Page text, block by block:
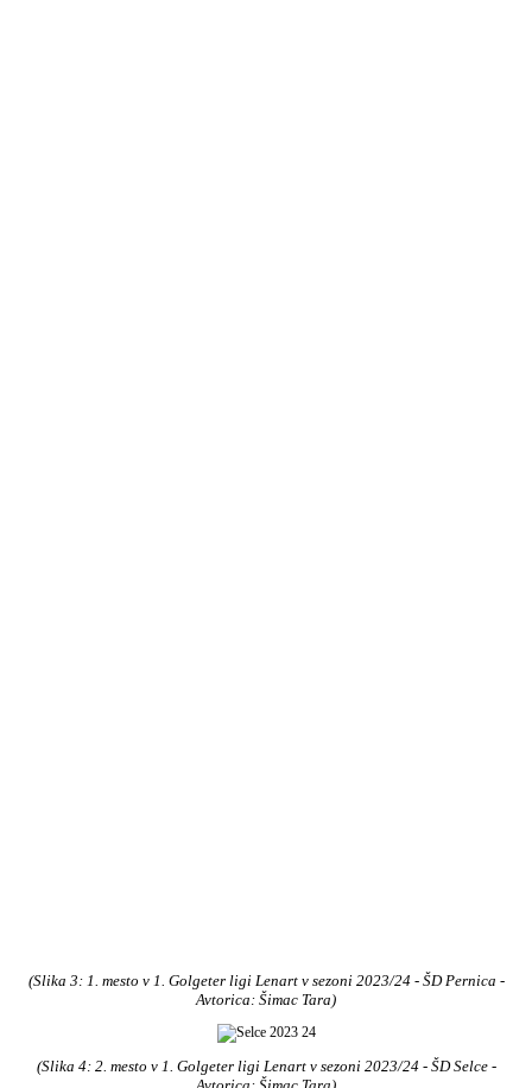
(Slika 3: 1. mesto v 1. Golgeter ligi Lenart v sezoni 2023/24 - ŠD Pernica -
Avtorica: Šimac Tara)
(Slika 4: 2. mesto v 1. Golgeter ligi Lenart v sezoni 2023/24 - ŠD Selce -